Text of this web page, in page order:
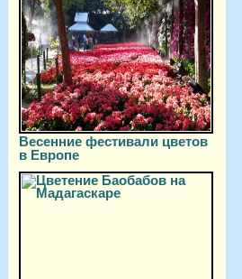
Весенние фестивали цветов
в Европе